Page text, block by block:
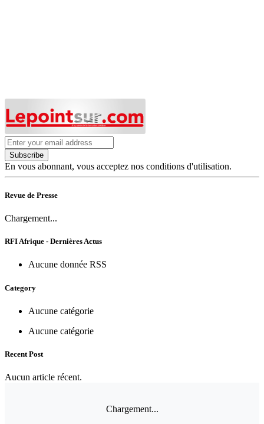
Subscribe
En vous abonnant, vous acceptez nos conditions d'utilisation.
Revue de Presse
Chargement...
RFI Afrique - Dernières Actus
Aucune donnée RSS
Category
Aucune catégorie
Aucune catégorie
Recent Post
Aucun article récent.
Chargement...